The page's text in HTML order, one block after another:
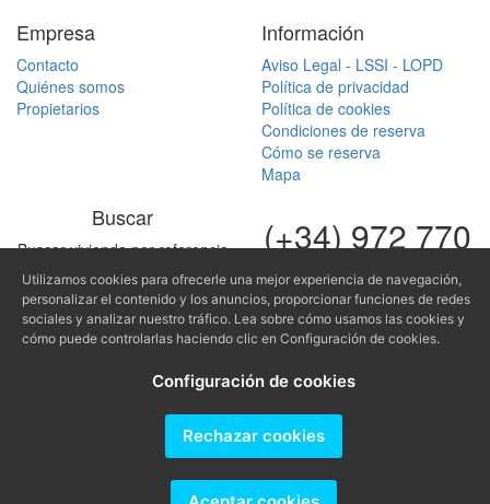
Empresa
Contacto
Quiénes somos
Propietarios
Información
Aviso Legal - LSSI - LOPD
Política de privacidad
Política de cookies
Condiciones de reserva
Cómo se reserva
Mapa
Buscar
Buscar vivienda por referencia (+34) 972 770
168
(+34) 616 966
682
Utilizamos cookies para ofrecerle una mejor experiencia de navegación,
personalizar el contenido y los anuncios, proporcionar funciones de redes
sociales y analizar nuestro tráfico. Lea sobre cómo usamos las cookies y
cómo puede controlarlas haciendo clic en Configuración de cookies.
Configuración de cookies
Rechazar cookies